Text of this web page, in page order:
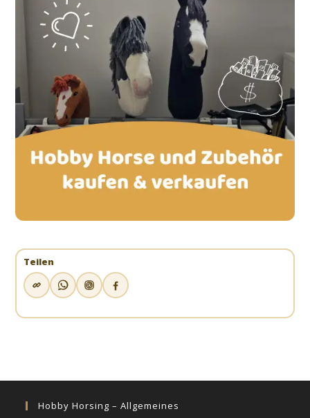
Teilen
Hobby Horsing – Allgemeines